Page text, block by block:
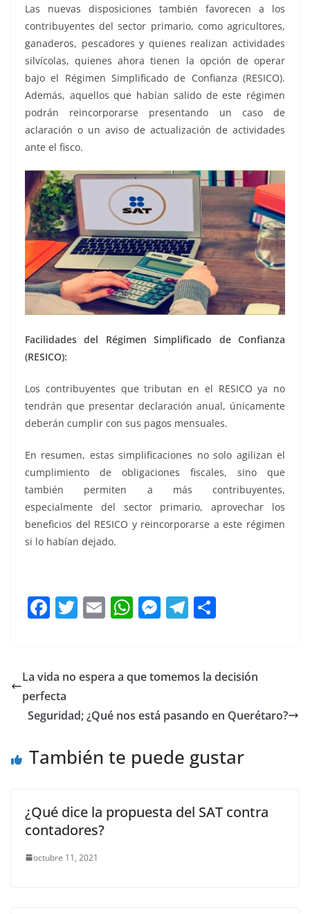
Las nuevas disposiciones también favorecen a los
contribuyentes del sector primario, como agricultores,
ganaderos, pescadores y quienes realizan actividades
silvícolas, quienes ahora tienen la opción de operar
bajo el Régimen Simplificado de Confianza (RESICO).
Además, aquellos que habían salido de este régimen
podrán reincorporarse presentando un caso de
aclaración o un aviso de actualización de actividades
ante el fisco.
Facilidades del Régimen Simplificado de Confianza
(RESICO):
Los contribuyentes que tributan en el RESICO ya no
tendrán que presentar declaración anual, únicamente
deberán cumplir con sus pagos mensuales.
En resumen, estas simplificaciones no solo agilizan el
cumplimiento de obligaciones fiscales, sino que
también permiten a más contribuyentes,
especialmente del sector primario, aprovechar los
beneficios del RESICO y reincorporarse a este régimen
si lo habían dejado.
F
e
b
o
k
T
er
E
l
W
s
p
M
e
g
T
gr
m
p
tir
La vida no espera a que tomemos la decisión
perfecta
Seguridad; ¿Qué nos está pasando en Querétaro?
También te puede gustar
¿Qué dice la propuesta del SAT contra
contadores?
octubre 11, 2021